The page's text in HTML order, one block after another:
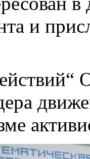
и